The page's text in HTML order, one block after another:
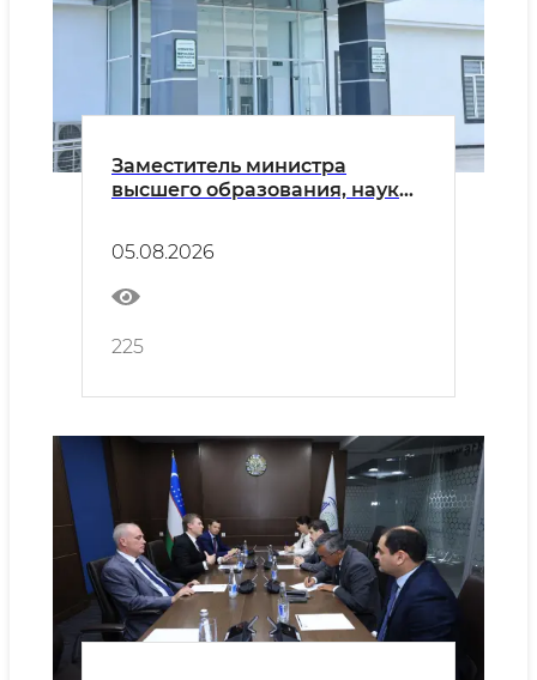
Заместитель министра
высшего образования, науки
посетил Наманганский
государственный
университет.
05.08.2026
225